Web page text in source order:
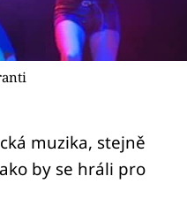
muzika, stejně
by se hráli pro